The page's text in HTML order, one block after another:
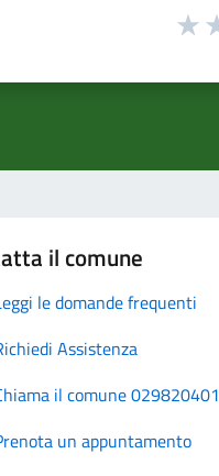
il comune
le domande frequenti
Assistenza
il comune 029820401
un appuntamento